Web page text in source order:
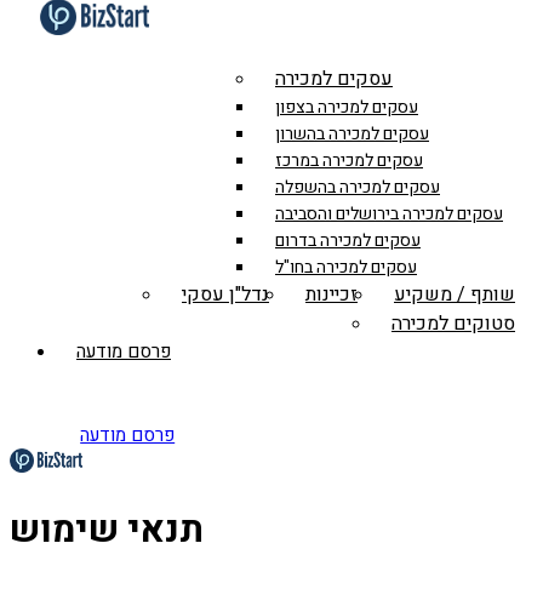
עסקים למכירה
עסקים למכירה בצפון
עסקים למכירה בהשרון
עסקים למכירה במרכז
עסקים למכירה בהשפלה
עסקים למכירה בירושלים והסביבה
עסקים למכירה בדרום
עסקים למכירה בחו"ל
שותף / משקיע זכיינות
נדל"ן עסקי
סטוקים למכירה
פרסם מודעה
פרסם מודעה
תנאי שימוש